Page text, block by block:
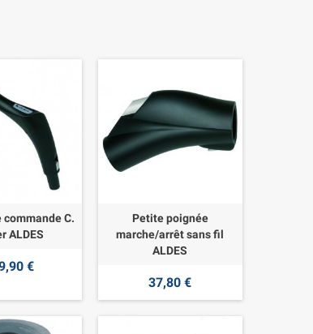
commande C.
ALDES
€
Petite poignée
marche/arrêt sans fil
ALDES
37,80 €